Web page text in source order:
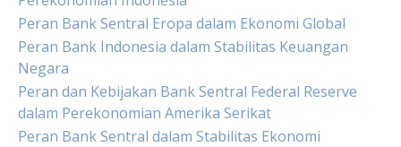
Peran Bank Sentral Eropa dalam Ekonomi Global
Peran Bank Indonesia dalam Stabilitas Keuangan
Negara
Peran dan Kebijakan Bank Sentral Federal Reserve
dalam Perekonomian Amerika Serikat
Peran Bank Sentral dalam Stabilitas Ekonomi